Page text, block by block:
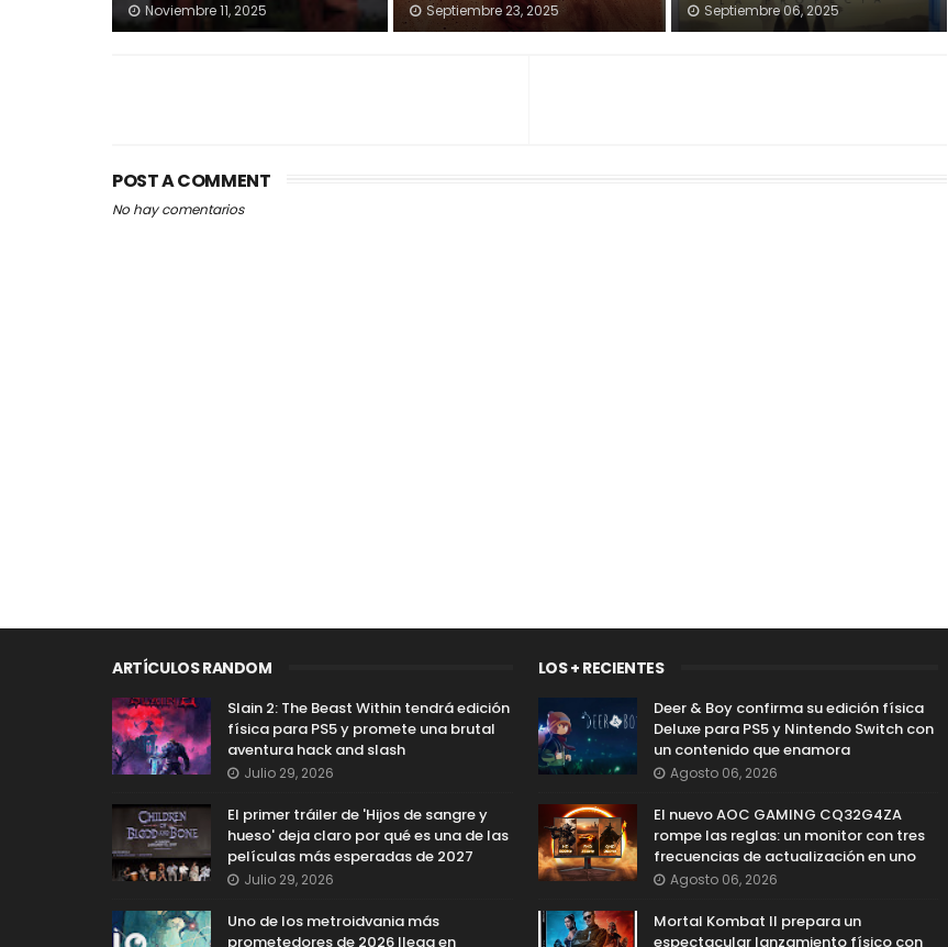
Noviembre 11, 2025 Septiembre 23, 2025 Septiembre 06, 2025
POST A COMMENT
No hay comentarios
ARTÍCULOS RANDOM
Slain 2: The Beast Within tendrá edición
física para PS5 y promete una brutal
aventura hack and slash
Julio 29, 2026
El primer tráiler de 'Hijos de sangre y
hueso' deja claro por qué es una de las
películas más esperadas de 2027
Julio 29, 2026
Uno de los metroidvania más
prometedores de 2026 llega en
LOS + RECIENTES
Deer & Boy confirma su edición física
Deluxe para PS5 y Nintendo Switch con
un contenido que enamora
Agosto 06, 2026
El nuevo AOC GAMING CQ32G4ZA
rompe las reglas: un monitor con tres
frecuencias de actualización en uno
Agosto 06, 2026
Mortal Kombat II prepara un
espectacular lanzamiento físico con